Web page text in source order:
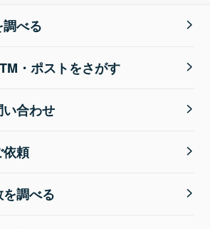
べる
・ポストをさがす
合わせ
依頼
調べる